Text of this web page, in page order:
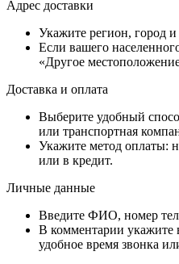
Адрес доставки
Укажите регион, город
Если вашего
«Другое
Доставка и оплата
Выберите удобный
или транспортная
Укажите метод оплаты:
или в кредит.
Личные данные
Введите ФИО, номер
В комментарии укажите
удобное время звонка